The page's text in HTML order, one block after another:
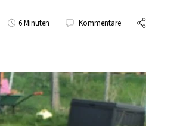
6 Minuten Kommentare